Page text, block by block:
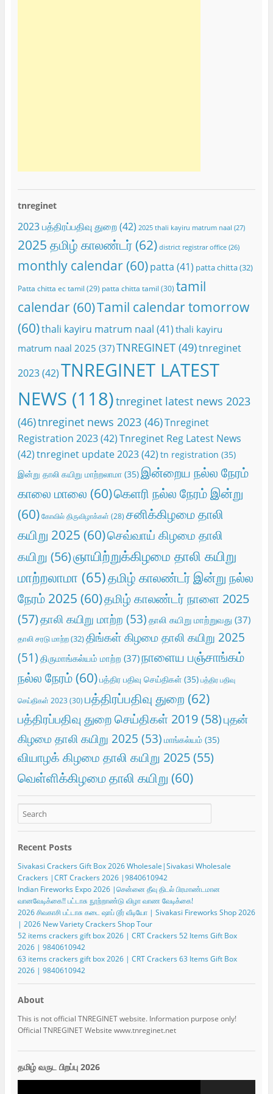
tnreginet
2023 பத்திரப்பதிவு துறை(42) 2025 thali kayiru matrum naal (27)
2025 தமிழ் காலண்டர்(62) district registrar office(26)
monthly calendar(60) patta (41) patta chitta(32)
Patta chitta ec tamil (29) patta chitta tamil (30) tamil
calendar(60)Tamil calendar tomorrow
(60)thali kayiru matrum naal (41) thali kayiru
matrum naal 2025 (37)TNREGINET(49)tnreginet
2023(42)TNREGINET LATEST
NEWS (118)tnreginet latest news 2023
(46)tnreginet news 2023(46)Tnreginet
Registration 2023(42)Tnreginet Reg Latest News
(42)tnreginet update 2023(42) tn registration (35)
இன்று தாலி கயிறு மாற்றலாமா(35)இன்றைய நல்ல நேரம்
காலை மாலை (60)கெளரி நல்ல நேரம் இன்று
(60) கோவில் திருவிழாக்கள் (28) சனிக்கிழமை தாலி
கயிறு 2025 (60)செவ்வாய் கிழமை தாலி
கயிறு (56)ஞாயிற்றுக்கிழமை தாலி கயிறு
மாற்றலாமா (65)தமிழ் காலண்டர் இன்று நல்ல
நேரம் 2025 (60)தமிழ் காலண்டர் நாளை 2025
(57)தாலி கயிறு மாற்ற (53) தாலி கயிறு மாற்றுவது (37)
தாலி சரடு மாற்ற(32)திங்கள் கிழமை தாலி கயிறு 2025
(51) திருமாங்கல்யம் மாற்ற (37)நாளைய பஞ்சாங்கம்
நல்ல நேரம்(60)பத்திர பதிவு செய்திகள்(35) பத்திர பதிவு
செய்திகள் 2023 (30) பத்திரப்பதிவு துறை (62)
பத்திரப்பதிவு துறை செய்திகள் 2019(58)புதன்
கிழமை தாலி கயிறு 2025 (53) மாங்கல்யம்(35)
வியாழக் கிழமை தாலி கயிறு 2025(55)
வெள்ளிக்கிழமை தாலி கயிறு (60)
Recent Posts
Sivakasi Crackers Gift Box 2026 Wholesale|Sivakasi Wholesale
Crackers |CRT Crackers 2026 |9840610942
Indian Fireworks Expo 2026 |சென்னை தீவு திடல் பிரமாண்டமான
வானவேடிக்கை!! பட்டாசு நூற்றாண்டு விழா வாண வேடிக்கை!
2026 சிவகாசி பட்டாசு கடை ஷாப் டூர் வீடியோ | Sivakasi Fireworks Shop 2026
| 2026 New Variety Crackers Shop Tour
52 items crackers gift box 2026 | CRT Crackers 52 Items Gift Box
2026 | 9840610942
63 items crackers gift box 2026 | CRT Crackers 63 Items Gift Box
2026 | 9840610942
About
This is not official TNREGINET website. Information purpose only!
Official TNREGINET Website www.tnreginet.net
தமிழ் வருட பிறப்பு 2026